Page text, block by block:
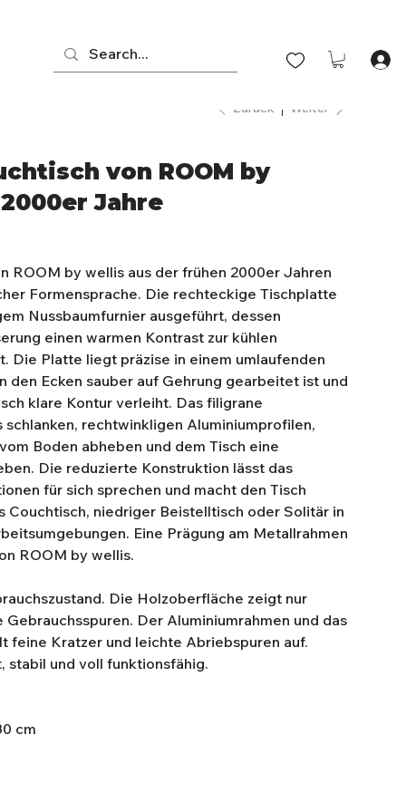
Zurück Weiter
von ROOM by
Jahre
ROOM by wellis aus der frühen 2000er Jahren
Formensprache. Die rechteckige Tischplatte
Nussbaumfurnier ausgeführt, dessen
einen warmen Kontrast zur kühlen
Die Platte liegt präzise in einem umlaufenden
den Ecken sauber auf Gehrung gearbeitet ist und
klare Kontur verleiht. Das filigrane
rechtwinkligen Aluminiumprofilen,
Boden abheben und dem Tisch eine
Die reduzierte Konstruktion lässt das
für sich sprechen und macht den Tisch
Couchtisch, niedriger Beistelltisch oder Solitär in
Eine Prägung am Metallrahmen
ROOM by wellis.
Die Holzoberfläche zeigt nur
Der Aluminiumrahmen und das
feine Kratzer und leichte Abriebspuren auf.
stabil und voll funktionsfähig.
cm